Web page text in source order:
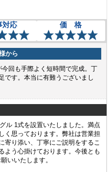
対応 価 格
から
回も手際よく短時間で完成。丁
です。本当に有難うございまし
ル 1式を設置いたしました。満点
く思っております。弊社は営業担
寄り添い、丁寧にご説明をするこ
よう心掛けております。今後とも
いいたします。